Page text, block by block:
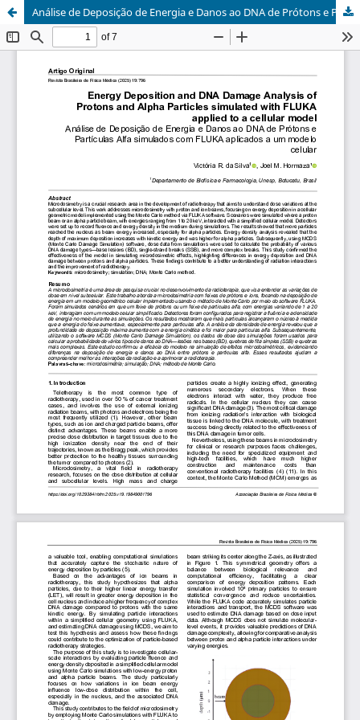
Análise de Deposição de Energia e Danos ao DNA de Prótons e Partículas Alfa simulados com FLUKA aplicados a um modelo celular